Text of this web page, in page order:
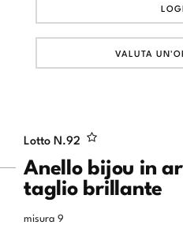
Lotto N.92
Anello bijou in
taglio brillante
misura 9
VALUTA